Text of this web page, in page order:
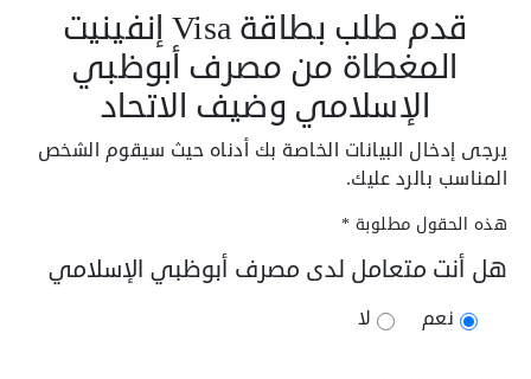
قدم طلب
بطاقة Visa إنفينيت
المغطاة من مصرف أبوظبي
الإسلامي وضيف الاتحاد
يرجى إدخال البيانات الخاصة بك أدناه حيث سيقوم الشخص
المناسب بالرد عليك.
هذه الحقول مطلوبة *
هل أنت متعامل لدى مصرف أبوظبي الإسلامي
نعم لا